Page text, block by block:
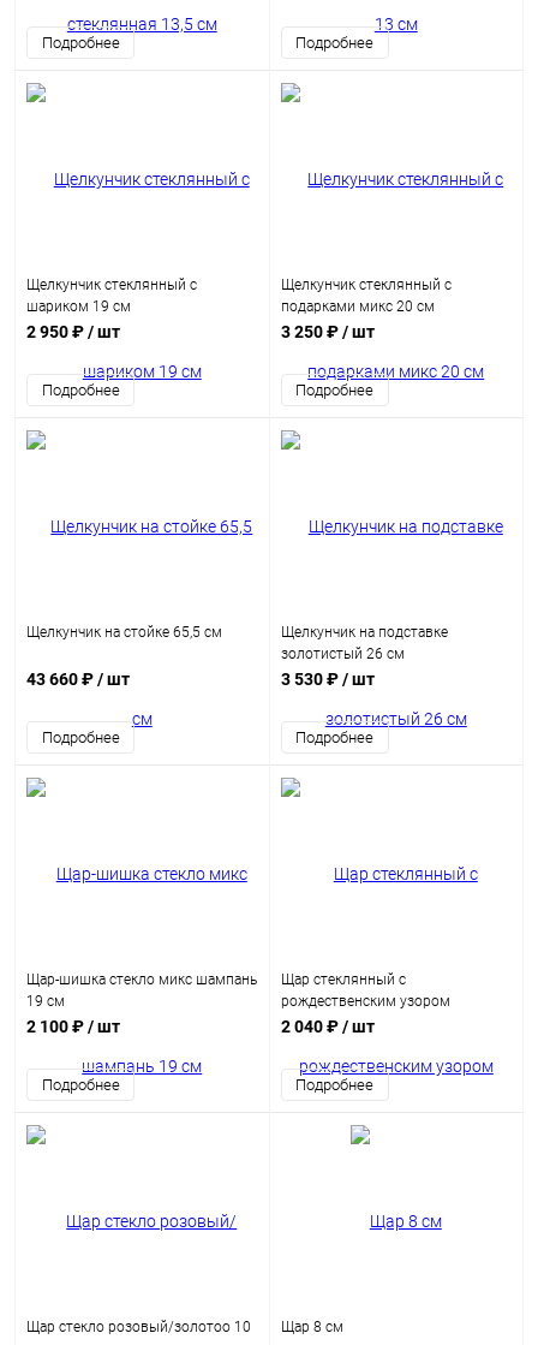
Подробнее Подробнее
Щелкунчик стеклянный с
шариком 19 см
2 950 ₽/ шт
Подробнее
Щелкунчик стеклянный с
подарками микс 20 см
3 250 ₽/ шт
Подробнее
Щелкунчик на стойке 65,5 см
43 660 ₽/ шт
Подробнее
Щелкунчик на подставке
золотистый 26 см
3 530 ₽/ шт
Подробнее
Щар-шишка стекло микс шампань
19 см
2 100 ₽/ шт
Подробнее
Щар стеклянный с
рождественским узором
красный/зеленый микс 10 см
2 040 ₽/ шт
Подробнее
Щар стекло розовый/золотоо 10
Щар 8 см